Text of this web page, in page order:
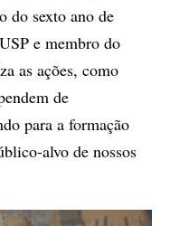
do sexto ano de
e membro do
as ações, como
de
para a formação
alvo de nossos